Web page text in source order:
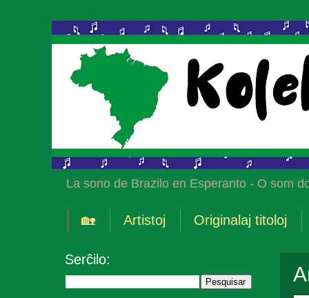
La sono de Brazilo en Esperanto - O som
🏡 Artistoj Originalaj titoloj
Serĉilo: